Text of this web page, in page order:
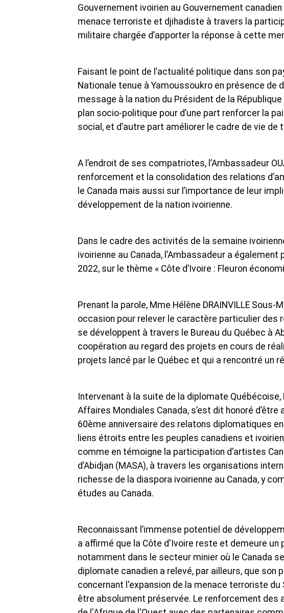
Gouvernement ivoirien au Gouvernement
menace terroriste et djihadiste à travers la
militaire chargée d’apporter la réponse à cette
Faisant le point de l’actualité politique dans son
Nationale tenue à Yamoussoukro en présence de
message à la nation du Président de la
plan socio-politique pour d’une part renforcer la
social, et d’autre part améliorer le cadre de vie
A l’endroit de ses compatriotes, l’Ambassadeur
renforcement et la consolidation des relations
le Canada mais aussi sur l’importance de leur
développement de la nation ivoirienne.
Dans le cadre des activités de la semaine
ivoirienne au Canada, l’Ambassadeur a
2022, sur le thème « Côte d’Ivoire : Fleuron
Prenant la parole, Mme Hélène DRAINVILLE
occasion pour relever le caractère particulier des
se développent à travers le Bureau du Québec à
coopération au regard des projets en cours de
projets lancé par le Québec et qui a rencontré un
Intervenant à la suite de la diplomate Québécoise,
Affaires Mondiales Canada, s’est dit honoré
60ème anniversaire des relatons diplomatiques
liens étroits entre les peuples canadiens et
comme en témoigne la participation d’artistes
d’Abidjan (MASA), à travers les organisations
richesse de la diaspora ivoirienne au Canada, y
études au Canada.
Reconnaissant l’immense potentiel de
a affirmé que la Côte d'Ivoire reste et demeure un
notamment dans le secteur minier où le Canada
diplomate canadien a relevé, par ailleurs, que
concernant l'expansion de la menace terroriste
être absolument préservée. Le renforcement